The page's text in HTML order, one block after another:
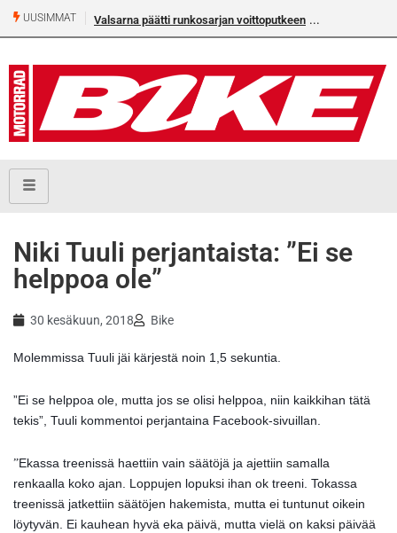
UUSIMMAT Valsarna päätti runkosarjan voittoputkeen
Niki Tuuli perjantaista: ”Ei se
helppoa ole”
30 kesäkuun, 2018 Bike
Molemmissa Tuuli jäi kärjestä noin 1,5 sekuntia.
”Ei se helppoa ole, mutta jos se olisi helppoa, niin kaikkihan tätä
tekis”, Tuuli kommentoi perjantaina Facebook-sivuillan.
”Ekassa treenissä haettiin vain säätöjä ja ajettiin samalla
renkaalla koko ajan. Loppujen lopuksi ihan ok treeni. Tokassa
treenissä jatkettiin säätöjen hakemista, mutta ei tuntunut oikein
löytyvän. Ei kauhean hyvä eka päivä, mutta vielä on kaksi päivää